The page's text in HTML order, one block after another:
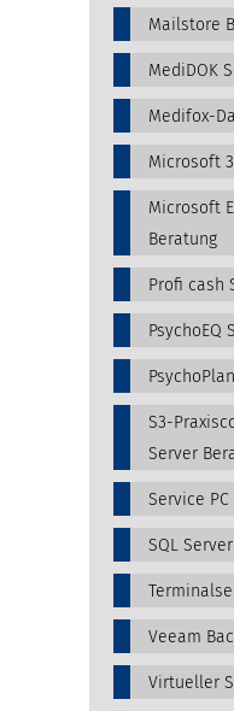
Mailstore
MediDOK
Medifox-
Microsoft
Microsoft
Beratung
Profi cash
PsychoEQ
S3-
Server
Service
SQL
Veeam
Virtueller